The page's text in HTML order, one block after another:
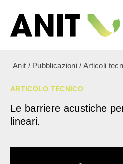
Anit / Pubblicazioni / Articoli
ARTICOLO TECNICO
Le barriere acustiche
lineari.